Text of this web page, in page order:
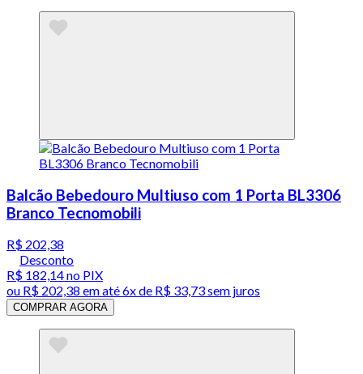
Balcão Bebedouro Multiuso com 1 Porta BL3306
Branco Tecnomobili
R$ 202,38
Desconto
R$ 182,14no PIX
ou R$ 202,38 em até6x de R$ 33,73 sem juros
COMPRAR AGORA